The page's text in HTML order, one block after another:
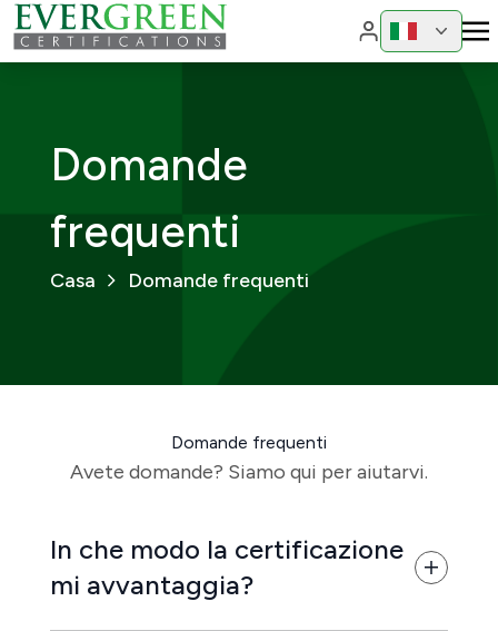
Cambia
Domande
frequenti
Casa Domande frequenti
Domande frequenti
Avete domande? Siamo qui per aiutarvi.
In che modo la certificazione
mi avvantaggia?